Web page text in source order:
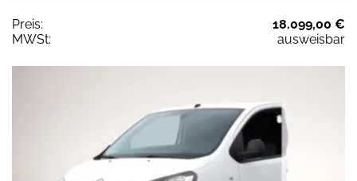
Preis:
18.099,00 €
MWSt:
ausweisbar